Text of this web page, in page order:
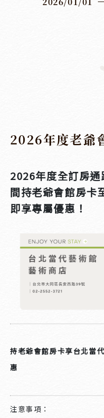
2026年度老爺
2026年度全訂房
間持老爺會館房卡
即享專屬優惠！
持老爺會館房卡享台北當
惠
注意事項：